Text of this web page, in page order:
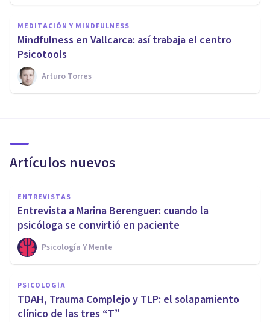
MEDITACIÓN Y MINDFULNESS
Mindfulness en Vallcarca: así trabaja el centro
Psicotools
Arturo Torres
Artículos nuevos
ENTREVISTAS
Entrevista a Marina Berenguer: cuando la
psicóloga se convirtió en paciente
Psicología Y Mente
PSICOLOGÍA
TDAH, Trauma Complejo y TLP: el solapamiento
clínico de las tres “T”